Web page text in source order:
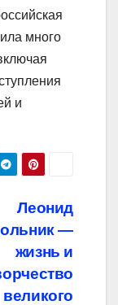
много
и
Леонид
—
жизнь и
великого